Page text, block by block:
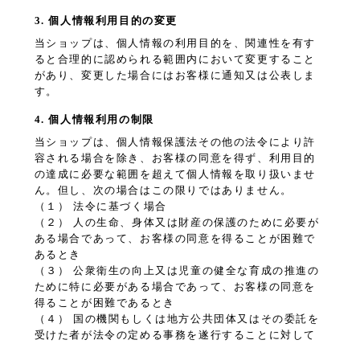
3. 個人情報利用目的の変更
当ショップは、個人情報の利用目的を、関連性を有す
ると合理的に認められる範囲内において変更すること
があり、変更した場合にはお客様に通知又は公表しま
す。
4. 個人情報利用の制限
当ショップは、個人情報保護法その他の法令により許
容される場合を除き、お客様の同意を得ず、利用目的
の達成に必要な範囲を超えて個人情報を取り扱いませ
ん。但し、次の場合はこの限りではありません。
（１） 法令に基づく場合
（２） 人の生命、身体又は財産の保護のために必要が
ある場合であって、お客様の同意を得ることが困難で
あるとき
（３） 公衆衛生の向上又は児童の健全な育成の推進の
ために特に必要がある場合であって、お客様の同意を
得ることが困難であるとき
（４） 国の機関もしくは地方公共団体又はその委託を
受けた者が法令の定める事務を遂行することに対して